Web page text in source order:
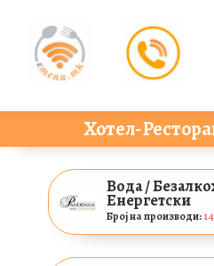
Хотел-
Вода /
Енергетски
Број на производи:14